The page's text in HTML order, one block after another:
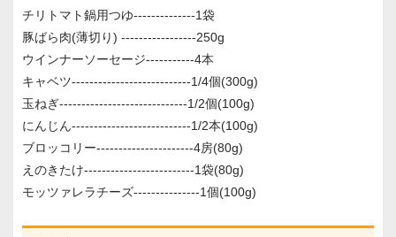
チリトマト鍋用つゆ--------------1袋
豚ばら肉(薄切り) -----------------250g
ウインナーソーセージ-----------4本
キャベツ---------------------------1/4個(300g)
玉ねぎ-----------------------------1/2個(100g)
にんじん---------------------------1/2本(100g)
ブロッコリー----------------------4房(80g)
えのきたけ-------------------------1袋(80g)
モッツァレラチーズ---------------1個(100g)